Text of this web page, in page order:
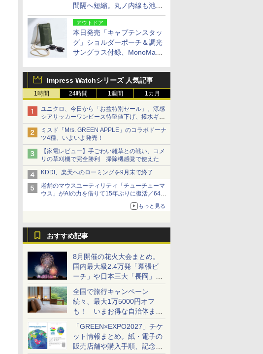
間隔へ短縮。丸ノ内線も池袋
～中野坂上を4分間隔に
アウトドア
本日発売「キャプテンスタッ
グ」ショルダーポーチ＆調光
サングラス付録、MonoMax
Impress Watchシリーズ 人気記事
1時間 24時間 1週間 1カ月
ユニクロ、今日から「お盆特別セール」。涼感
シアサッカーワンピース待望値下げ、撥水ギア
ショーツは1990円に
ミスド「Mrs. GREEN APPLE」のコラボドーナ
ツ4種、いよいよ発売！
【家電レビュー】手ごわい雑草との戦い、コメ
リの草刈機で完全勝利 掃除機感覚で使えた
KDDI、楽天へのローミングを9月末で終了
老舗のマウスユーティリティ「チューチューマ
ウス」がAIの力を借りて15年ぶりに復活／64bit
化、Windows 10/11、「Chrome」も走り回
る。復活記念で2026年末まで500円
もっと見る
おすすめ記事
8月開催の花火大会まとめ。
国内最大級2.4万発「幕張ビ
ーチ」や日本三大「長岡」な
ど大型イベント目白押し！
全国で旅行キャンペーン
続々、最大1万5000円オフ
も！ いまお得な自治体まと
め
「GREEN×EXPO2027」チケ
ット情報まとめ。紙・電子の
販売店舗や購入手順、記念チ